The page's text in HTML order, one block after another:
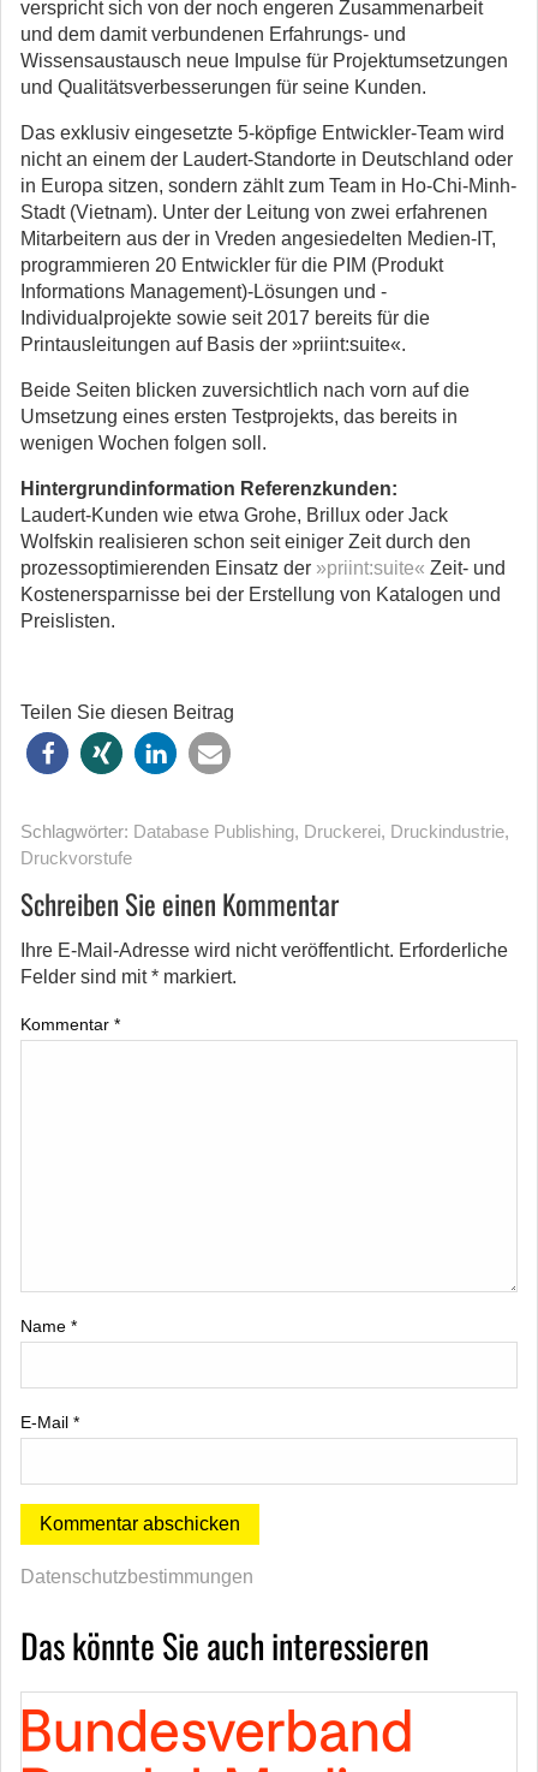
verspricht sich von der noch engeren Zusammenarbeit
und dem damit verbundenen Erfahrungs- und
Wissensaustausch neue Impulse für Projektumsetzungen
und Qualitätsverbesserungen für seine Kunden.
Das exklusiv eingesetzte 5-köpfige Entwickler-Team wird
nicht an einem der Laudert-Standorte in Deutschland oder
in Europa sitzen, sondern zählt zum Team in Ho-Chi-Minh-
Stadt (Vietnam). Unter der Leitung von zwei erfahrenen
Mitarbeitern aus der in Vreden angesiedelten Medien-IT,
programmieren 20 Entwickler für die PIM (Produkt
Informations Management)-Lösungen und -
Individualprojekte sowie seit 2017 bereits für die
Printausleitungen auf Basis der »priint:suite«.
Beide Seiten blicken zuversichtlich nach vorn auf die
Umsetzung eines ersten Testprojekts, das bereits in
wenigen Wochen folgen soll.
Hintergrundinformation Referenzkunden:
Laudert-Kunden wie etwa Grohe, Brillux oder Jack
Wolfskin realisieren schon seit einiger Zeit durch den
prozessoptimierenden Einsatz der »priint:suite« Zeit- und
Kostenersparnisse bei der Erstellung von Katalogen und
Preislisten.
Teilen Sie diesen Beitrag
Schlagwörter: Database Publishing, Druckerei, Druckindustrie,
Druckvorstufe
Schreiben Sie einen Kommentar
Ihre E-Mail-Adresse wird nicht veröffentlicht. Erforderliche
Felder sind mit* markiert.
Kommentar *
Name *
E-Mail *
Datenschutzbestimmungen
Das könnte Sie auch interessieren